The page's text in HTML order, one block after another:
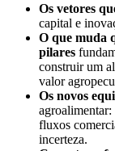
Os vetores
capital e
O que muda
pilares
construir um
valor
Os novos
fluxos
incerteza.